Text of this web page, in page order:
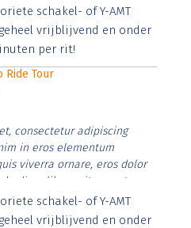
cursus id rutrum lorem
risus tristique posuere.
schakel- of Y-AMT
vrijblijvend en onder
per rit!
Ride Tour
consectetur adipiscing
in eros elementum
viverra ornare, eros dolor
diam libero vitae erat.
cursus id rutrum lorem
risus tristique posuere.
schakel- of Y-AMT
vrijblijvend en onder